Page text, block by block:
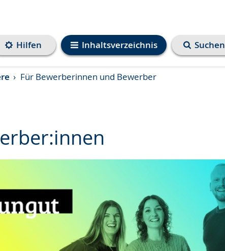
Inhaltsverzeichnis
Hilfen Suchen
Für Bewerberinnen und Bewerber